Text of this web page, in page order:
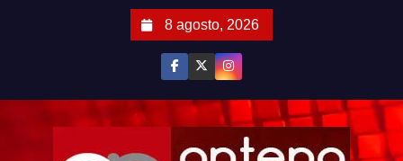
8 agosto, 2026